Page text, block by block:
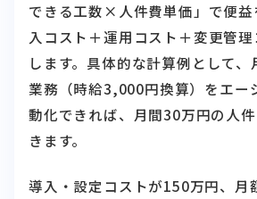
できる工数×人件費単価」で便益
入コスト＋運用コスト＋変更管
します。具体的な計算例として
業務（時給3,000円換算）をエー
動化できれば、月間30万円の人
きます。
導入・設定コストが150万円、月